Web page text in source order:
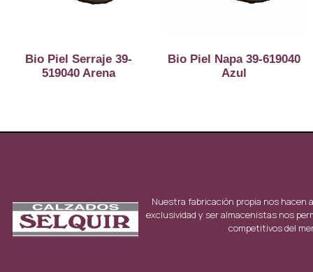
Bio Piel Serraje 39-
519040 Arena
Bio Piel Napa 39-619040
Azul
Nuestra fabricación propia nos hacen
exclusividad y ser almacenistas nos
competitivos del